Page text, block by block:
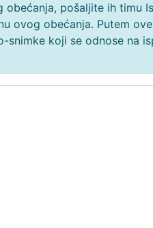
pošaljite ih timu
ovog obećanja. Putem
koji se odnose na